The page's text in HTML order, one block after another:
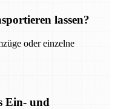
lassen?
oder einzelne
Ein- und